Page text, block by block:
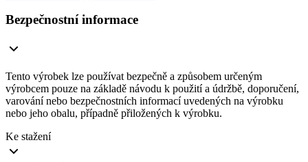
Bezpečnostní informace
Tento výrobek lze používat bezpečně a způsobem určeným
výrobcem pouze na základě návodu k použití a údržbě, doporučení,
varování nebo bezpečnostních informací uvedených na výrobku
nebo jeho obalu, případně přiložených k výrobku.
Ke stažení